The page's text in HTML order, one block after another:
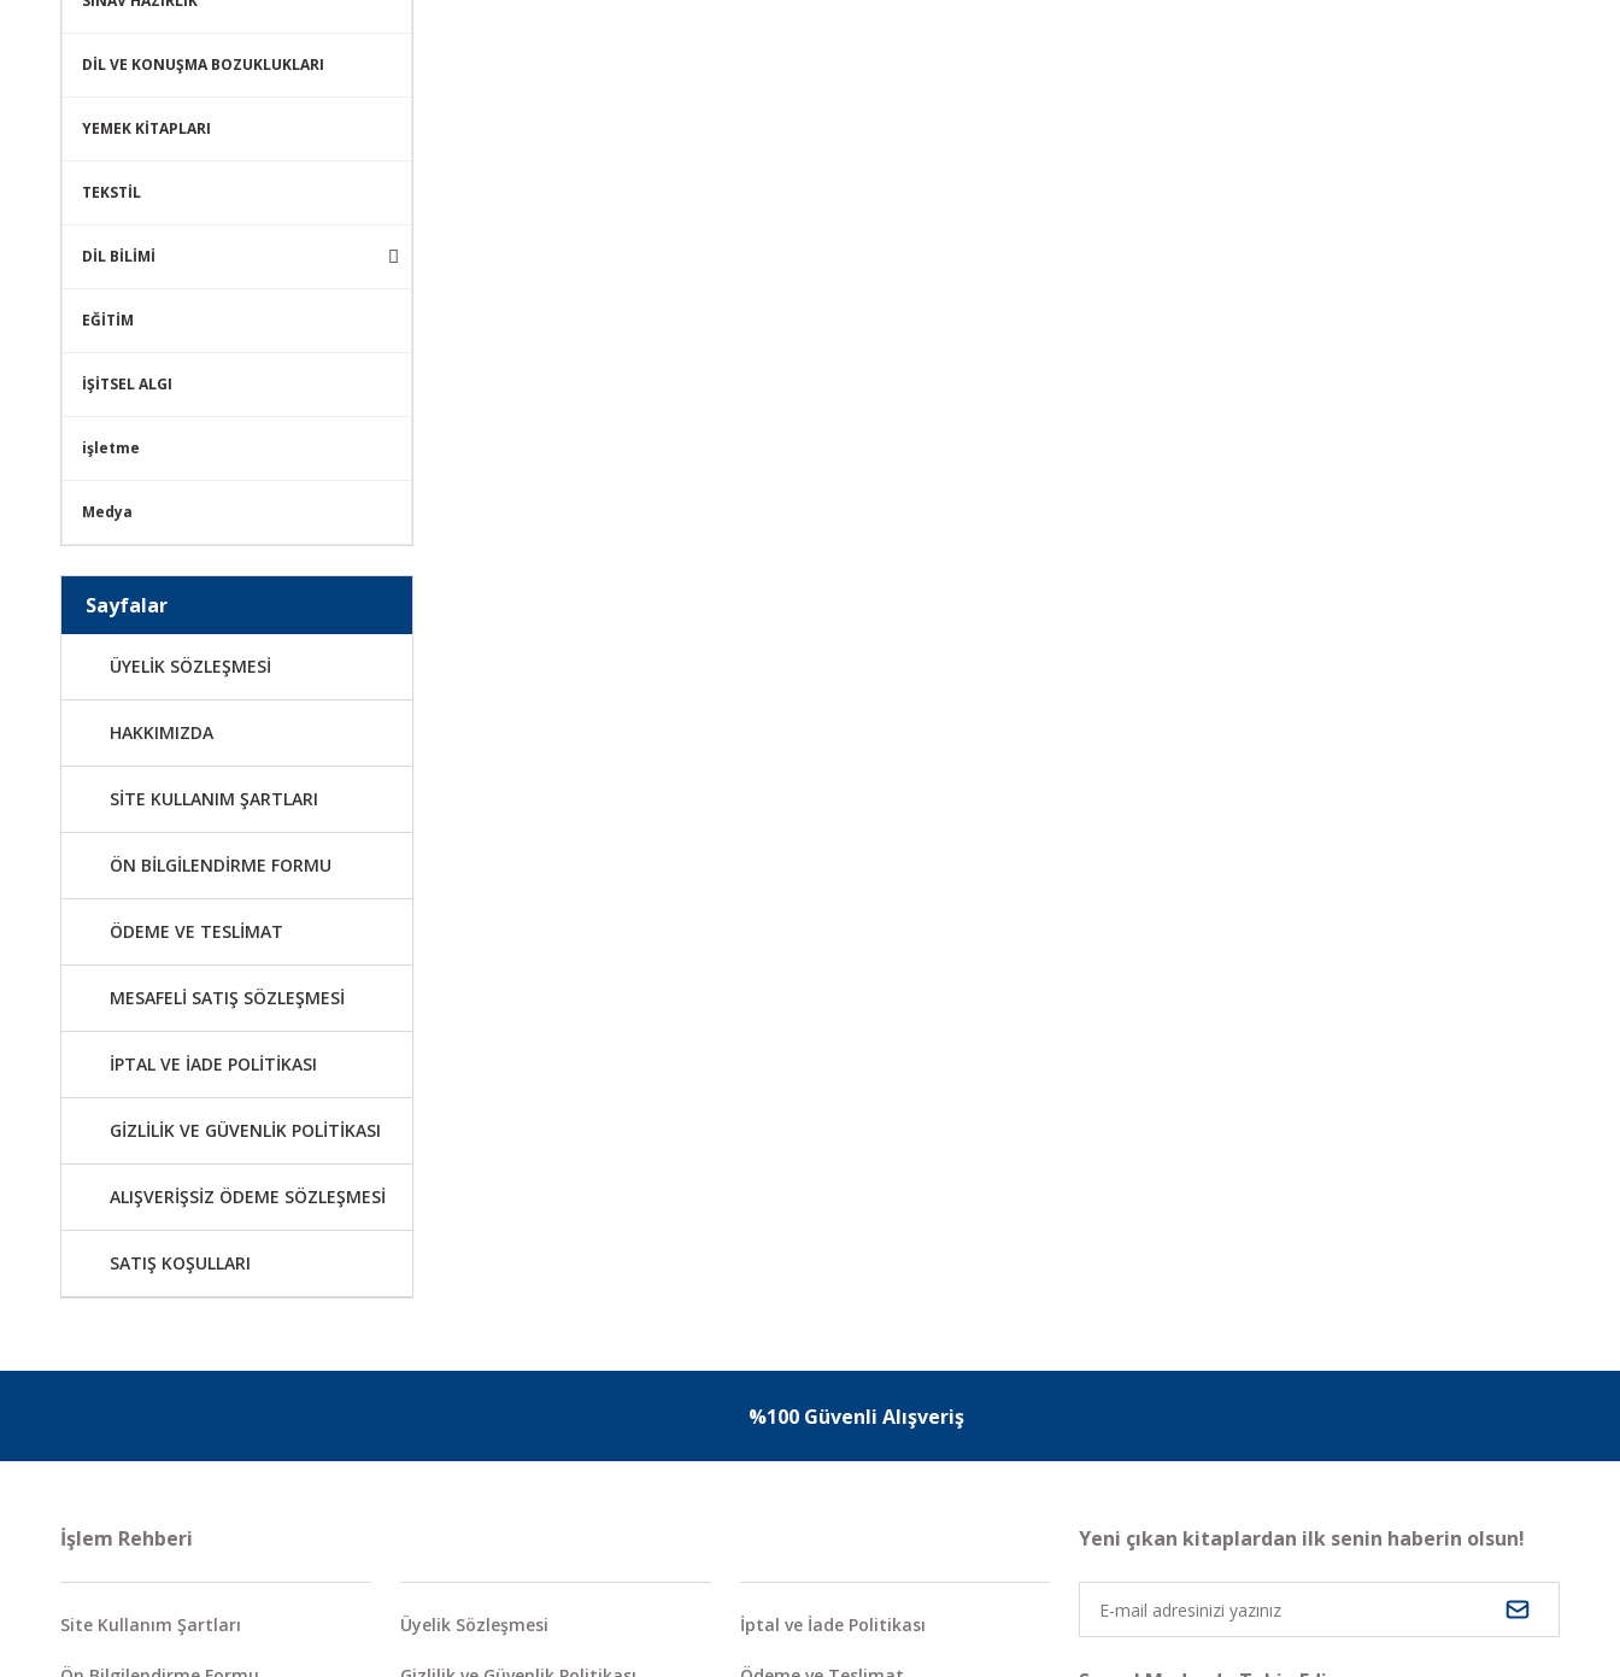
DİL VE KONUŞMA BOZUKLUKLARI
YEMEK KİTAPLARI
TEKSTİL
DİL BİLİMİ
EĞİTİM
İŞİTSEL ALGI
işletme
Medya
Sayfalar
ÜYELİK SÖZLEŞMESİ
HAKKIMIZDA
SİTE KULLANIM ŞARTLARI
ÖN BİLGİLENDİRME FORMU
ÖDEME VE TESLİMAT
MESAFELİ SATIŞ SÖZLEŞMESİ
İPTAL VE İADE POLİTİKASI
GİZLİLİK VE GÜVENLİK POLİTİKASI
ALIŞVERİŞSİZ ÖDEME SÖZLEŞMESİ
SATIŞ KOŞULLARI
%100 Güvenli Alışveriş
İşlem Rehberi
Site Kullanım Şartları Üyelik Sözleşmesi İptal ve İade Politikası
Yeni çıkan kitaplardan ilk senin haberin olsun!